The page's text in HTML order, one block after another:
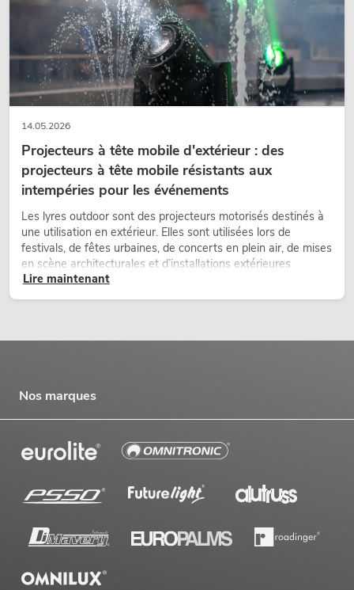
14.05.2026
Projecteurs à tête mobile d'extérieur : des
projecteurs à tête mobile résistants aux
intempéries pour les événements
Les lyres outdoor sont des projecteurs motorisés destinés à
une utilisation en extérieur. Elles sont utilisées lors de
festivals, de fêtes urbaines, de concerts en plein air, de mises
en scène architecturales et d’installations extérieures
temporaires.
Lire maintenant
Nos marques